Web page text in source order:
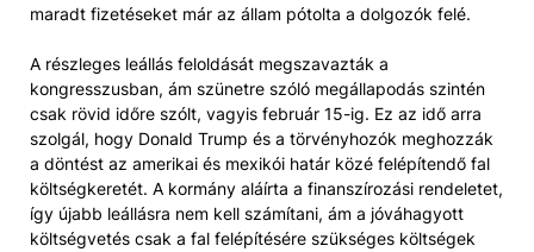
maradt fizetéseket már az állam pótolta a dolgozók felé.
A részleges leállás feloldását megszavazták a
kongresszusban, ám szünetre szóló megállapodás szintén
csak rövid időre szólt, vagyis február 15-ig. Ez az idő arra
szolgál, hogy Donald Trump és a törvényhozók meghozzák
a döntést az amerikai és mexikói határ közé felépítendő fal
költségkeretét. A kormány aláírta a finanszírozási rendeletet,
így újabb leállásra nem kell számítani, ám a jóváhagyott
költségvetés csak a fal felépítésére szükséges költségek